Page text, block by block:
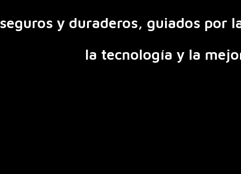
seguros y duraderos, guiados por
la tecnología y la